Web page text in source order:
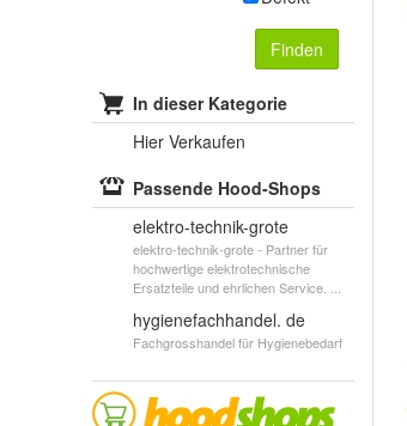
Finden
In dieser Kategorie
Hier Verkaufen
Passende Hood-Shops
elektro-technik-grote
elektro-technik-grote - Partner für
hochwertige elektrotechnische
Ersatzteile und ehrlichen Service. ...
hygienefachhandel. de
Fachgrosshandel für Hygienebedarf